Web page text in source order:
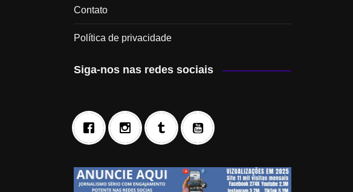
Contato
Política de privacidade
Siga-nos nas redes sociais